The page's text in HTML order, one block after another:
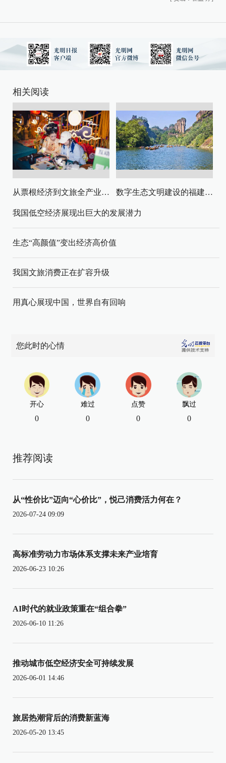
相关阅读
从票根经济到文旅全产业链升级 数字生态文明建设的福建路径与启示
我国低空经济展现出巨大的发展潜力
生态“高颜值”变出经济高价值
我国文旅消费正在扩容升级
用真心展现中国，世界自有回响
您此时的心情
开心
0
难过
0
点赞
0
飘过
0
推荐阅读
从“性价比”迈向“心价比”，悦己消费活力何在？
2026-07-24 09:09
高标准劳动力市场体系支撑未来产业培育
2026-06-23 10:26
AI时代的就业政策重在“组合拳”
2026-06-10 11:26
推动城市低空经济安全可持续发展
2026-06-01 14:46
旅居热潮背后的消费新蓝海
2026-05-20 13:45